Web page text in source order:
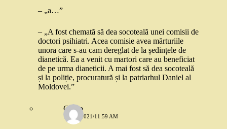
– „a…”
– „A fost chemată să dea socoteală unei comisii de
doctori psihiatri. Acea comisie avea mărturiile
unora care s-au cam dereglat de la ședințele de
dianetică. Ea a venit cu martori care au beneficiat
de pe urma dianeticii. A mai fost să dea socoteală
și la poliție, procuratură și la patriarhul Daniel al
Moldovei.”
Gadjo
1 MAI 2021/11:59 AM